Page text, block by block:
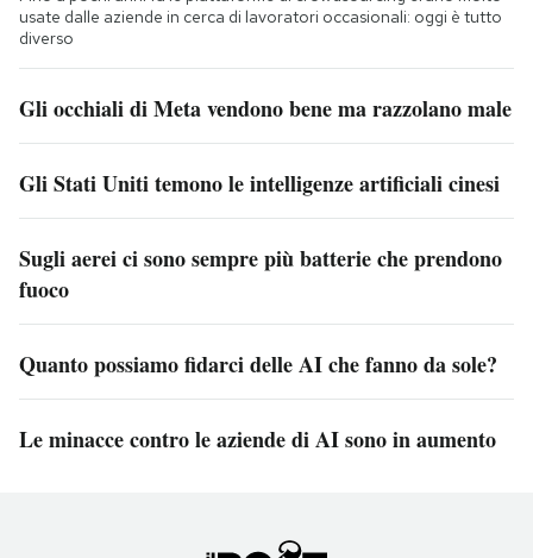
usate dalle aziende in cerca di lavoratori occasionali: oggi è tutto
diverso
Gli occhiali di Meta vendono bene ma razzolano male
Gli Stati Uniti temono le intelligenze artificiali cinesi
Sugli aerei ci sono sempre più batterie che prendono
fuoco
Quanto possiamo fidarci delle AI che fanno da sole?
Le minacce contro le aziende di AI sono in aumento